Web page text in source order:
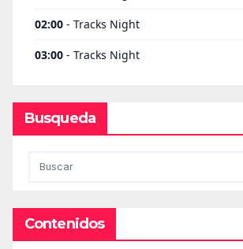
Busqueda
Contenidos